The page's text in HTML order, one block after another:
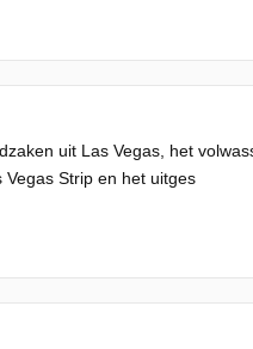
uit Las Vegas, het
Strip en het uitges